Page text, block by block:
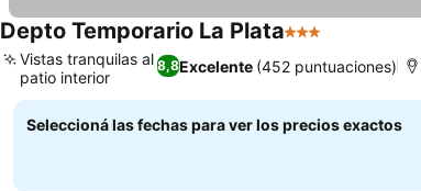
Depto Temporario La Plata3 Estrellas
8,8Excelente (452 puntuaciones)
Vistas tranquilas al
patio interior
Seleccioná las fechas para ver los precios exactos